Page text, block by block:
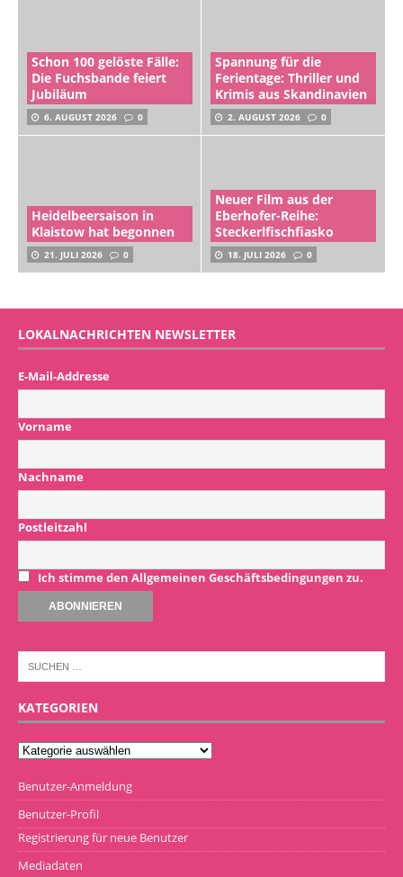
Schon 100 gelöste Fälle:
Die Fuchsbande feiert
Jubiläum
6. AUGUST 2026 0
Spannung für die
Ferientage: Thriller und
Krimis aus Skandinavien
2. AUGUST 2026 0
Heidelbeersaison in
Klaistow hat begonnen
21. JULI 2026 0
Neuer Film aus der
Eberhofer-Reihe:
Steckerlfischfiasko
18. JULI 2026 0
LOKALNACHRICHTEN NEWSLETTER
E-Mail-Addresse
Vorname
Nachname
Postleitzahl
Ich stimme den Allgemeinen Geschäftsbedingungen zu.
KATEGORIEN
Benutzer-Anmeldung
Benutzer-Profil
Registrierung für neue Benutzer
Mediadaten